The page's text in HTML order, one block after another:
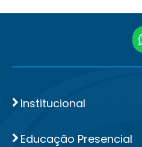
Institucional
Educação Presencial